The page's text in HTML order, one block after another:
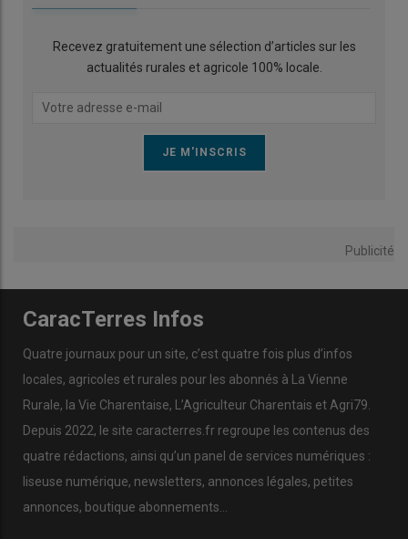
Recevez gratuitement une sélection d’articles sur les
actualités rurales et agricole 100% locale.
Publicité
CaracTerres Infos
Quatre journaux pour un site, c’est quatre fois plus d’infos
locales, agricoles et rurales pour les abonnés à La Vienne
Rurale, la Vie Charentaise, L’Agriculteur Charentais et Agri79.
Depuis 2022, le site caracterres.fr regroupe les contenus des
quatre rédactions, ainsi qu’un panel de services numériques :
liseuse numérique, newsletters, annonces légales, petites
annonces, boutique abonnements…